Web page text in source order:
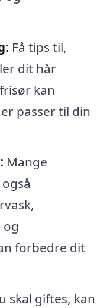
Få tips til,
dit hår
kan
passer til din
Mange
og
forbedre dit
skal giftes, kan